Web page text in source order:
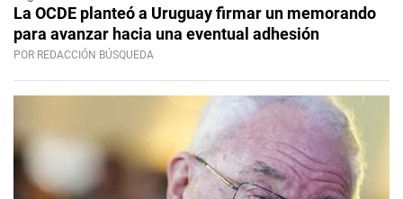
La OCDE planteó a Uruguay firmar un memorando
para avanzar hacia una eventual adhesión
POR REDACCIÓN BÚSQUEDA